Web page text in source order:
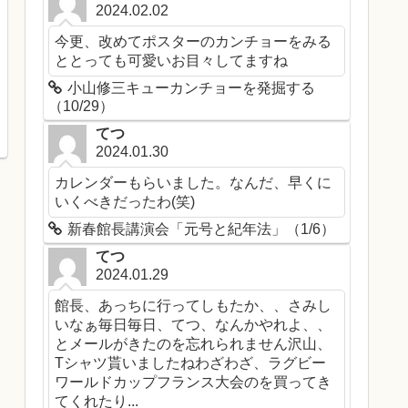
2024.02.02
今更、改めてポスターのカンチョーをみる
ととっても可愛いお目々してますね
小山修三キューカンチョーを発掘する
（10/29）
てつ
2024.01.30
カレンダーもらいました。なんだ、早くに
いくべきだったわ(笑)
新春館長講演会「元号と紀年法」（1/6）
てつ
2024.01.29
館長、あっちに行ってしもたか、、さみし
いなぁ毎日毎日、てつ、なんかやれよ、、
とメールがきたのを忘れられません沢山、
Tシャツ貰いましたねわざわざ、ラグビー
ワールドカップフランス大会のを買ってき
てくれたり...